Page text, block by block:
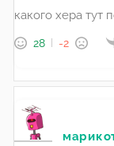
какого хера тут
28 -2